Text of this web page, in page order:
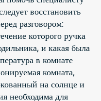
восстановить
разговором:
которого ручка
и какая была
в комнате
комната,
на солнце и
необходима для